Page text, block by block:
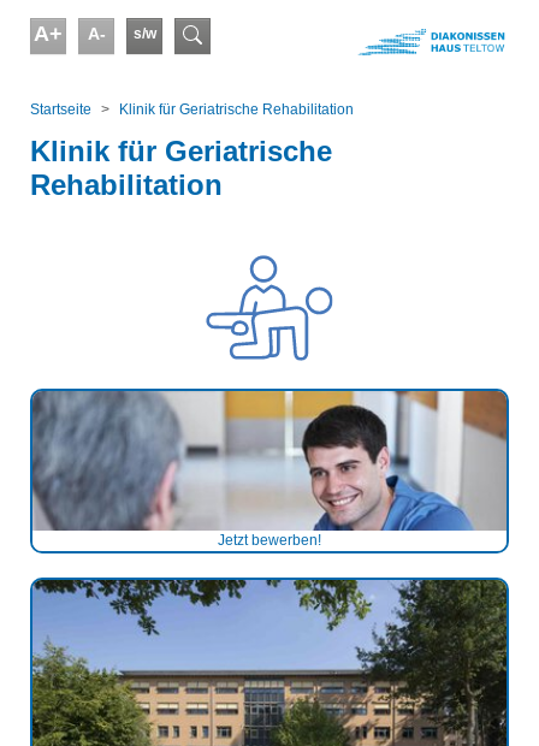
A+ A- s/w Suchformular
Startseite
Klinik für Geriatrische Rehabilitation
Klinik für Geriatrische
Rehabilitation
Jetzt bewerben!